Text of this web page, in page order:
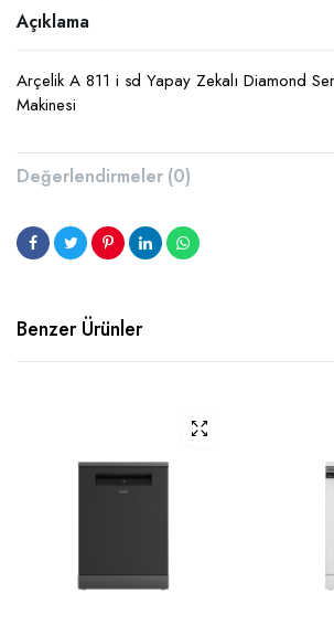
Açıklama
Arçelik A 811 i sd Yapay Zekalı Diamond
Makinesi
Değerlendirmeler (0)
Benzer Ürünler